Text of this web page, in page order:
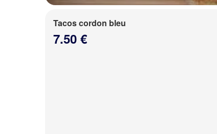
Tacos cordon bleu
7.50 €